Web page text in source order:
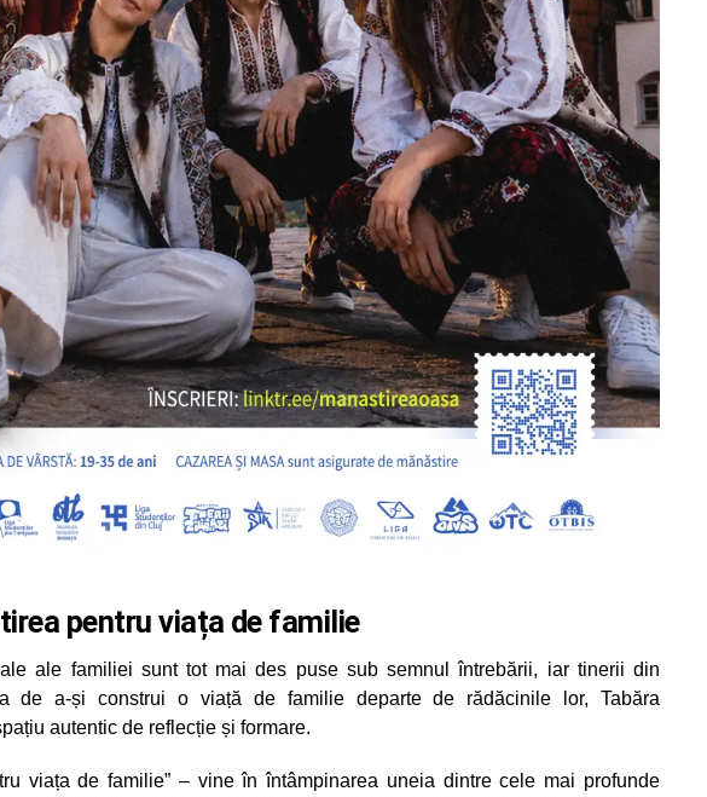
pentru viața de familie
ale familiei sunt tot mai des puse sub semnul întrebării, iar tinerii din
de a-și construi o viață de familie departe de rădăcinile lor, Tabăra
autentic de reflecție și formare.
viața de familie” – vine în întâmpinarea uneia dintre cele mai profunde